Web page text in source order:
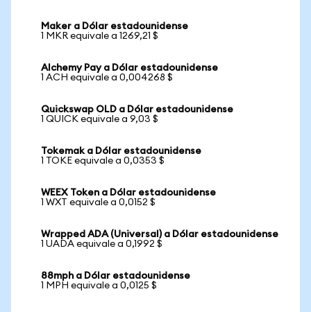
Maker a Dólar estadounidense
1 MKR equivale a 1269,21 $
Alchemy Pay a Dólar estadounidense
1 ACH equivale a 0,004268 $
Quickswap OLD a Dólar estadounidense
1 QUICK equivale a 9,03 $
Tokemak a Dólar estadounidense
1 TOKE equivale a 0,0353 $
WEEX Token a Dólar estadounidense
1 WXT equivale a 0,0152 $
Wrapped ADA (Universal) a Dólar estadounidense
1 UADA equivale a 0,1992 $
88mph a Dólar estadounidense
1 MPH equivale a 0,0125 $